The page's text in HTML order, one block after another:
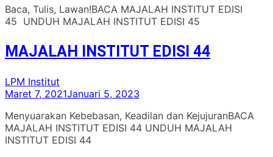
Baca, Tulis, Lawan!BACA MAJALAH INSTITUT EDISI
45 UNDUH MAJALAH INSTITUT EDISI 45
MAJALAH INSTITUT EDISI 44
LPM Institut
Maret 7, 2021Januari 5, 2023
Menyuarakan Kebebasan, Keadilan dan KejujuranBACA
MAJALAH INSTITUT EDISI 44 UNDUH MAJALAH
INSTITUT EDISI 44